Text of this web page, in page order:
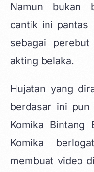
Namun bukan
cantik ini pantas
sebagai
akting belaka.
Hujatan yang
berdasar ini pun
Komika Bintang
Komika
membuat video